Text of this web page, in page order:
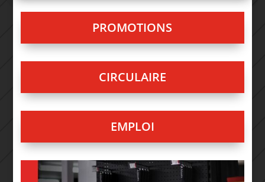
PROMOTIONS
CIRCULAIRE
EMPLOI